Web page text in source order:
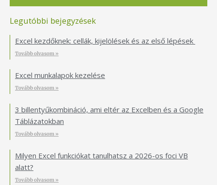
Legutóbbi bejegyzések
Excel kezdőknek: cellák, kijelölések és az első lépések
Tovább olvasom »
Excel munkalapok kezelése
Tovább olvasom »
3 billentyűkombináció, ami eltér az Excelben és a Google
Táblázatokban
Tovább olvasom »
Milyen Excel funkciókat tanulhatsz a 2026-os foci VB
alatt?
Tovább olvasom »